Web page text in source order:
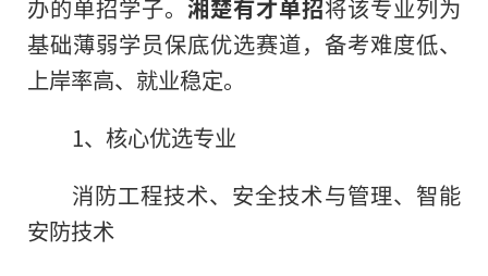
办的单招学子。 湘楚有才单招将该专业列为
基础薄弱学员保底优选赛道，备考难度低、
上岸率高、就业稳定。
1、核心优选专业
消防工程技术、安全技术与管理、智能
安防技术